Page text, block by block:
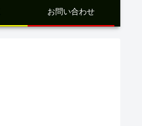
お問い合わせ